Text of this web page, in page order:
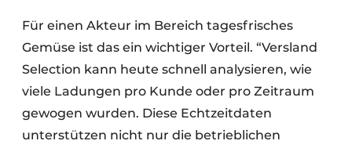
Für einen Akteur im Bereich tagesfrisches
Gemüse ist das ein wichtiger Vorteil. “Versland
Selection kann heute schnell analysieren, wie
viele Ladungen pro Kunde oder pro Zeitraum
gewogen wurden. Diese Echtzeitdaten
unterstützen nicht nur die betrieblichen